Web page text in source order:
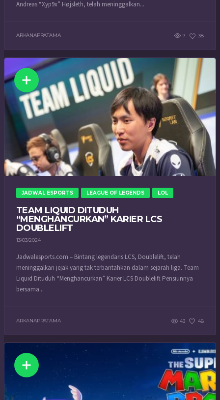
Andreas “Xyp9x” Højsleth, telah meninggalkan...
ARKANAPRATAMA 7 38
JADWAL ESPORTS LEAGUE OF LEGENDS LOL
TEAM LIQUID DITUDUH
“MENGHANCURKAN” KARIER LCS
DOUBLELIFT
13/03/2024
Jadwalesports.com – Bintang legendaris LCS, Doublelift, telah
meninggalkan jejak yang tak terbantahkan dalam sejarah liga. Team
Liquid Dituduh “Menghancurkan” Karier LCS Doublelift Pensiunnya
bersama...
ARKANAPRATAMA 43 48